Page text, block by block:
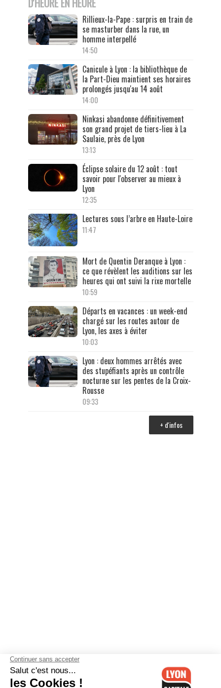
Rillieux-la-Pape : surpris en train de
se masturber dans la rue, un
homme interpellé
14:50
Canicule à Lyon : la bibliothèque de
la Part-Dieu maintient ses horaires
prolongés jusqu'au 14 août
14:00
Ninkasi abandonne définitivement
son grand projet de tiers-lieu à La
Saulaie, près de Lyon
13:13
Éclipse solaire du 12 août : tout
savoir pour l'observer au mieux à
Lyon
12:35
Lectures sous l’arbre en Haute-Loire
11:47
Mort de Quentin Deranque à Lyon :
ce que révèlent les auditions sur les
heures qui ont suivi la rixe mortelle
10:59
Départs en vacances : un week-end
chargé sur les routes autour de
Lyon, les axes à éviter
10:03
Lyon : deux hommes arrêtés avec
des stupéfiants après un contrôle
nocturne sur les pentes de la Croix-
Rousse
09:33
+ d'infos